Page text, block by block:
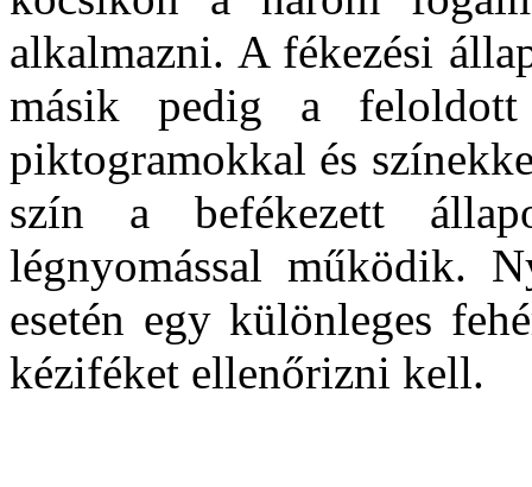
alkalmazni. A fékezési
másik pedig a
piktogramokkal és
szín a befékezett
légnyomással működik.
esetén egy különleges
kéziféket ellenőrizni kell.